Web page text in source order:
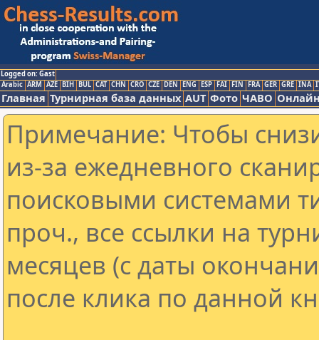
Logged on: Gast
Arabic ARM AZE BIH BUL CAT CHN CRO CZE DEN ENG ESP FAI FIN FRA GER GRE INA
Главная Турнирная база данных AUT Фото ЧАВО
Примечание: Чтобы
из-за ежедневного
поисковыми системами
проч., все ссылки на
месяцев (с даты
после клика по данной